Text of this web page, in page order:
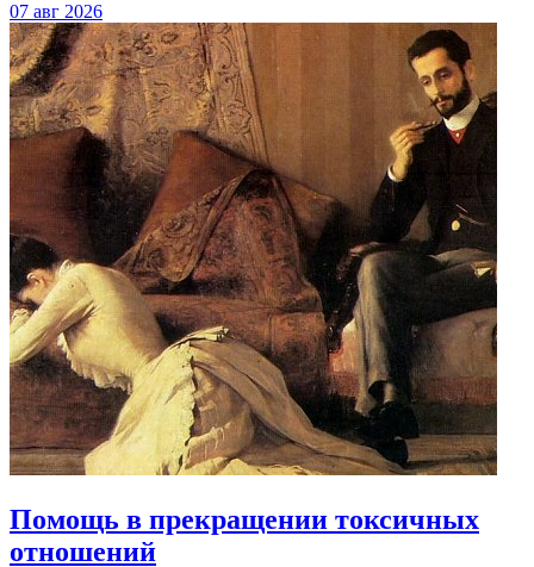
07 авг 2026
Помощь в прекращении токсичных
отношений